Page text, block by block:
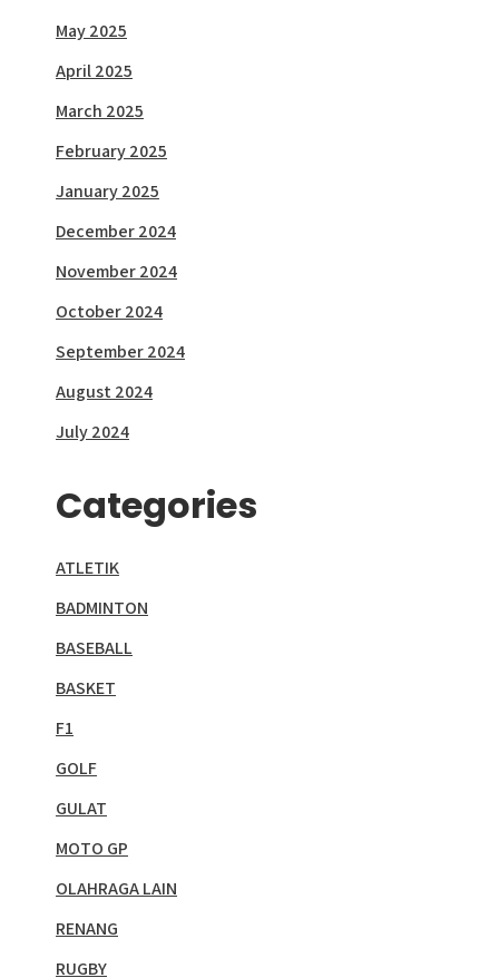
May 2025
April 2025
March 2025
February 2025
January 2025
December 2024
November 2024
October 2024
September 2024
August 2024
July 2024
Categories
ATLETIK
BADMINTON
BASEBALL
BASKET
F1
GOLF
GULAT
MOTO GP
OLAHRAGA LAIN
RENANG
RUGBY